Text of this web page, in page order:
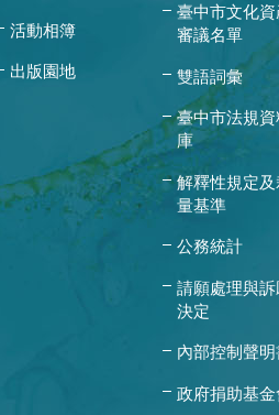
活動相簿
出版園地
臺中市文化資
審議名單
雙語詞彙
臺中市法規資
庫
解釋性規定及
量基準
公務統計
請願處理與訴
決定
內部控制聲明
政府捐助基金